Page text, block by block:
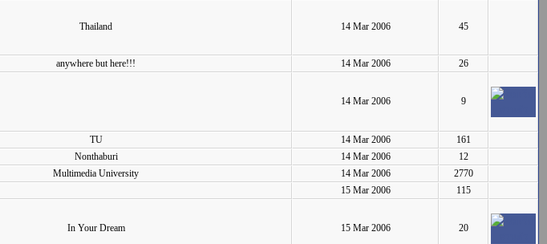
Thailand 14 Mar 2006 45
anywhere but here!!! 14 Mar 2006 26
14 Mar 2006 9
TU 14 Mar 2006
161
Nonthaburi 14 Mar 2006
12
Multimedia University 14 Mar 2006
2770
15 Mar 2006 115
In Your Dream 15 Mar 2006 20